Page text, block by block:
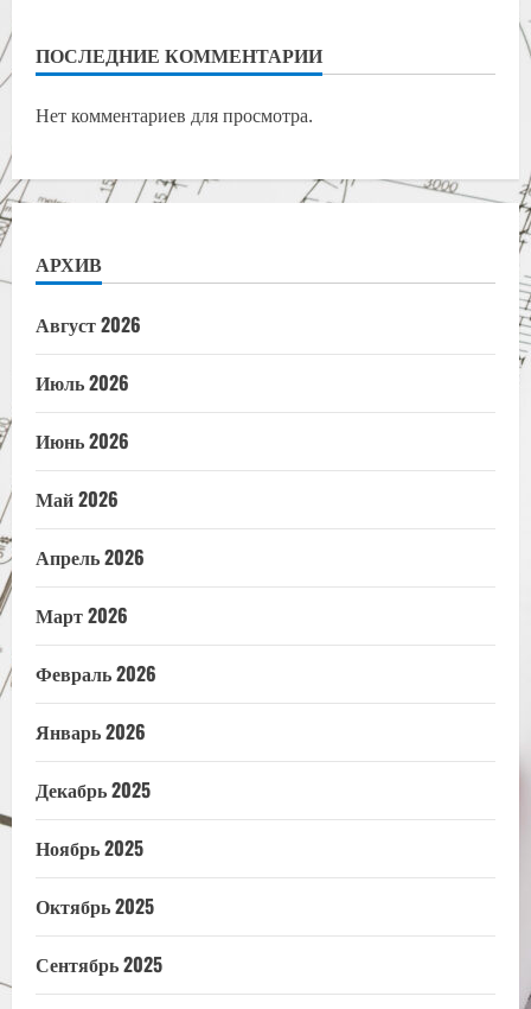
ПОСЛЕДНИЕ КОММЕНТАРИИ
Нет комментариев для просмотра.
АРХИВ
Август 2026
Июль 2026
Июнь 2026
Май 2026
Апрель 2026
Март 2026
Февраль 2026
Январь 2026
Декабрь 2025
Ноябрь 2025
Октябрь 2025
Сентябрь 2025